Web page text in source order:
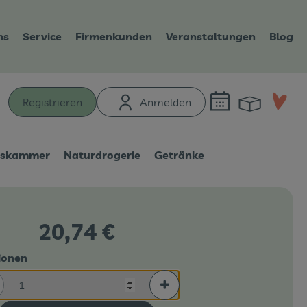
Service Firmenkunden Veranstaltungen Blog
Registrieren Anmelden
Naturdrogerie Getränke
20,74 €
verringern (aktuell 1 Portionen ausgewählt)
Portionen erhöhen (aktuell